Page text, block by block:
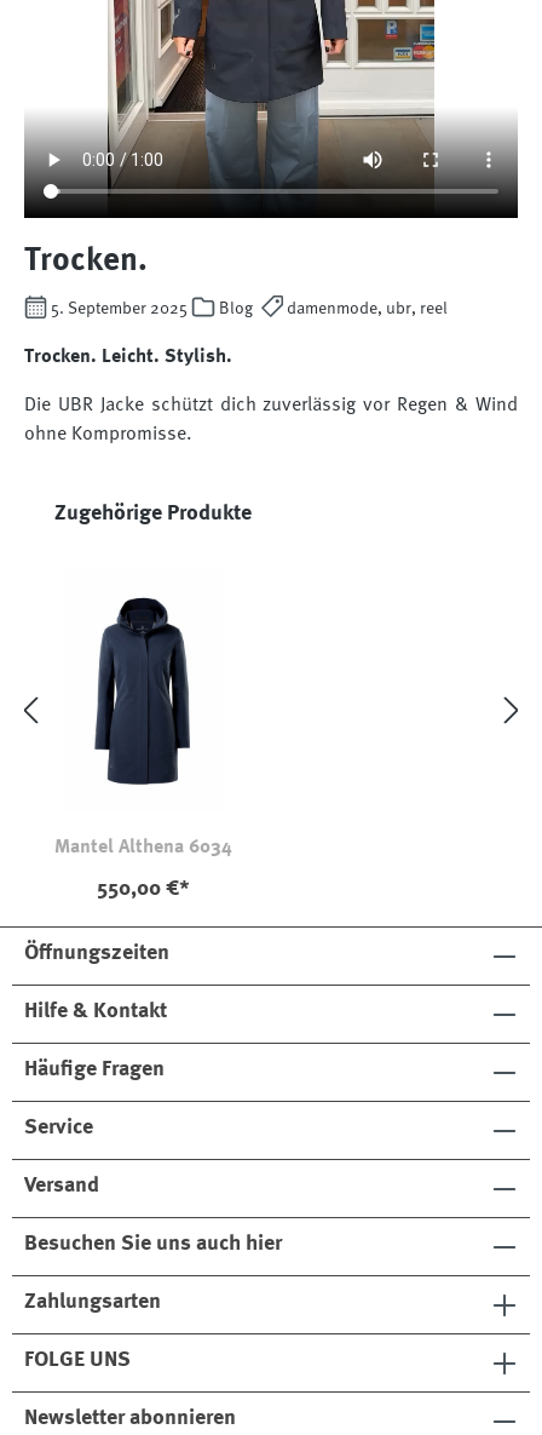
Trocken.
5. September 2025 Blog damenmode, ubr, reel
Trocken. Leicht. Stylish.
Die UBR Jacke schützt dich zuverlässig vor Regen & Wind
ohne Kompromisse.
Produktgalerie überspringen
Zugehörige Produkte
Mantel Althena 6034
550,00 €*
Öffnungszeiten
Hilfe & Kontakt
Häufige Fragen
Service
Versand
Besuchen Sie uns auch hier
Zahlungsarten
FOLGE UNS
Newsletter abonnieren